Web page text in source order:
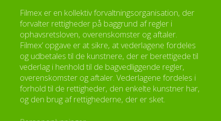
Filmex er en kollektiv forvaltningsorganisation, der
forvalter rettigheder på baggrund af regler i
ophavsretsloven, overenskomster og aftaler.
Filmex’ opgave er at sikre, at vederlagene fordeles
og udbetales til de kunstnere, der er berettigede til
vederlag i henhold til de bagvedliggende regler,
overenskomster og aftaler. Vederlagene fordeles i
forhold til de rettigheder, den enkelte kunstner har,
og den brug af rettighederne, der er sket.